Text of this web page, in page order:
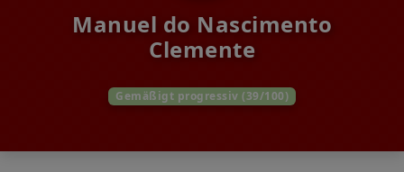
Manuel do Nascimento
Clemente
Gemäßigt progressiv (39/100)